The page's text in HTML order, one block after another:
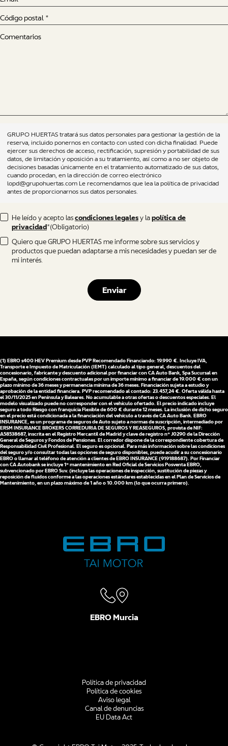
GRUPO HUERTAS tratará sus datos personales para gestionar la gestión de la
reserva, incluido ponernos en contacto con usted con dicha finalidad. Puede
ejercer sus derechos de acceso, rectificación, supresión y portabilidad de sus
datos, de limitación y oposición a su tratamiento, así como a no ser objeto de
decisiones basadas únicamente en el tratamiento automatizado de sus datos,
cuando procedan, en la dirección de correo electrónico
lopd@grupohuertas.com Le recomendamos que lea la política de privacidad
antes de proporcionarnos sus datos personales.
ACEPTA
CONDICIONES(OBLIGATORIO)
He leído y acepto las condiciones legales y la política de
privacidad *(Obligatorio)
ACEPTA
PROMOCIONES
Quiero que GRUPO HUERTAS me informe sobre sus servicios y
productos que puedan adaptarse a mis necesidades y puedan ser de
mi interés.
(1) EBRO s400 HEV Premium desde PVP Recomendado Financiando: 19.990 €. Incluye IVA,
Transporte e Impuesto de Matriculación (IEMT) calculado al tipo general, descuentos del
concesionario, fabricante y descuento adicional por financiar con CA Auto Bank, Spa Sucursal en
España, según condiciones contractuales por un importe mínimo a financiar de 19.000 € con un
plazo mínimo de 36 meses y permanencia mínima de 36 meses. Financiación sujeta a estudio y
aprobación de la entidad financiera. PVP recomendado al contado: 23.457,24 €. Oferta válida hasta
el 30/11/2025 en Península y Baleares. No acumulable a otras ofertas o descuentos especiales. El
modelo visualizado puede no corresponder con el vehículo ofertado. El precio indicado incluye
seguro a todo Riesgo con franquicia Flexible de 600 € durante 12 meses. La inclusión de dicho seguro
en el precio está condicionada a la financiación del vehículo a través de CA Auto Bank. EBRO
INSURANCE, es un programa de seguros de Auto sujeto a normas de suscripción, intermediado por
ERSM INSURANCE BROKERS CORREDURIA DE SEGUROS Y REASEGUROS, provista de NIF:
A58538687, inscrita en el Registro Mercantil de Madrid y clave de registro nº J0290 de la Dirección
General de Seguros y Fondos de Pensiones. El corredor dispone de la correspondiente cobertura de
Responsabilidad Civil Profesional. El seguro es opcional. Para más información sobre las condiciones
del seguro y/o consultar todas las opciones de seguro disponibles, puede acudir a su concesionario
EBRO o llamar al teléfono de atención a clientes de EBRO INSURANCE (919188687). Por Financiar
con CA Autobank se incluye 1º mantenimiento en Red Oficial de Servicios Posventa EBRO,
subvencionado por EBRO Suv. (incluye las operaciones de inspección, sustitución de piezas y
reposición de fluidos conforme a las operaciones estándares establecidas en el Plan de Servicios de
Mantenimiento, en un plazo máximo de 1 año o 10.000 km (lo que ocurra primero).
EBRO Murcia
Política de privacidad
Política de cookies
Aviso legal
Canal de denuncias
EU Data Act